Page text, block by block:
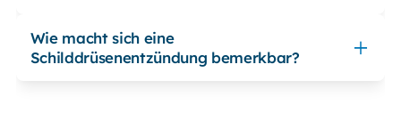
Wie macht sich eine
Schilddrüsenentzündung bemerkbar?